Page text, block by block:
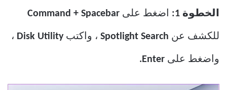
الخطوة 1: اضغط على Command + Spacebar
للكشف عن Spotlight Search ، واكتبDisk Utility ،
واضغط على Enter.